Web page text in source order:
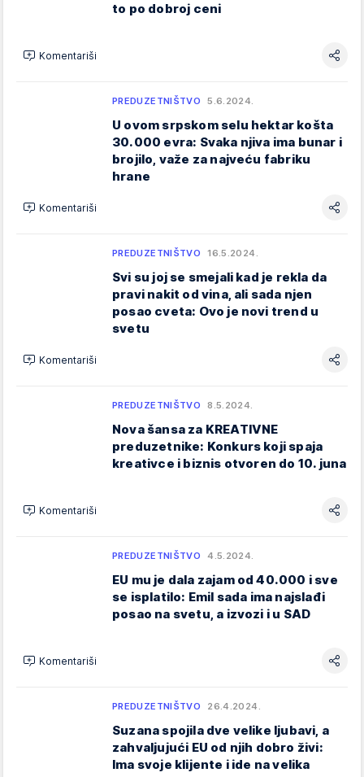
to po dobroj ceni
Komentariši
PREDUZETNIŠTVO 5.6.2024.
U ovom srpskom selu hektar košta
30.000 evra: Svaka njiva ima bunar i
brojilo, važe za najveću fabriku
hrane
Komentariši
PREDUZETNIŠTVO 16.5.2024.
Svi su joj se smejali kad je rekla da
pravi nakit od vina, ali sada njen
posao cveta: Ovo je novi trend u
svetu
Komentariši
PREDUZETNIŠTVO 8.5.2024.
Nova šansa za KREATIVNE
preduzetnike: Konkurs koji spaja
kreativce i biznis otvoren do 10. juna
Komentariši
PREDUZETNIŠTVO 4.5.2024.
EU mu je dala zajam od 40.000 i sve
se isplatilo: Emil sada ima najslađi
posao na svetu, a izvozi i u SAD
Komentariši
PREDUZETNIŠTVO 26.4.2024.
Suzana spojila dve velike ljubavi, a
zahvaljujući EU od njih dobro živi:
Ima svoje klijente i ide na velika